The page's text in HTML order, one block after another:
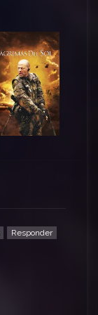
Responder